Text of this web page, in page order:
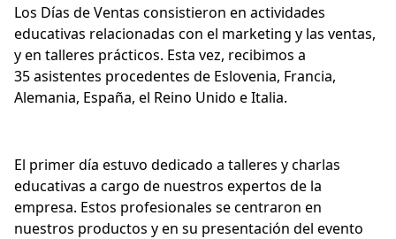
Los Días de Ventas consistieron en actividades
educativas relacionadas con el marketing y las ventas,
y en talleres prácticos. Esta vez, recibimos a
35 asistentes procedentes de Eslovenia, Francia,
Alemania, España, el Reino Unido e Italia.
El primer día estuvo dedicado a talleres y charlas
educativas a cargo de nuestros expertos de la
empresa. Estos profesionales se centraron en
nuestros productos y en su presentación del evento